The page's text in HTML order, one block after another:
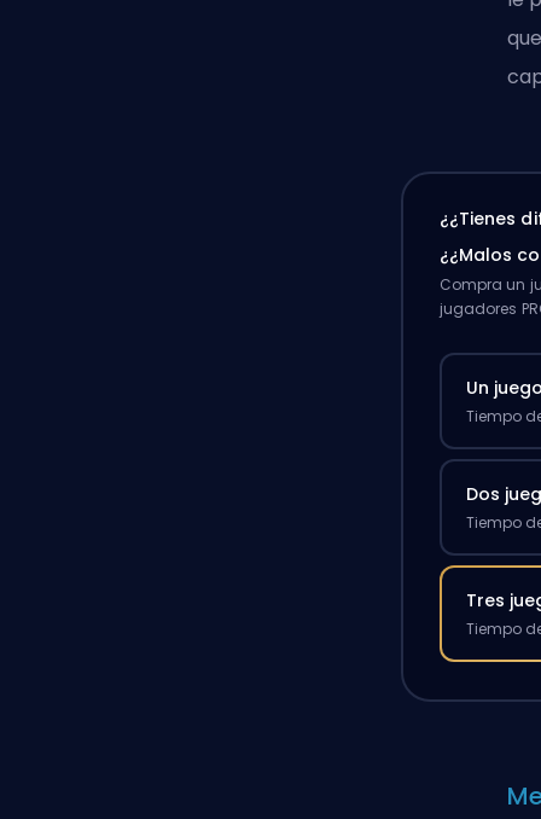
¿¿Tienes
¿¿Malos
Compra un
jugadores
Un
Tiempo
Dos
Tiempo
Tres
Tiempo